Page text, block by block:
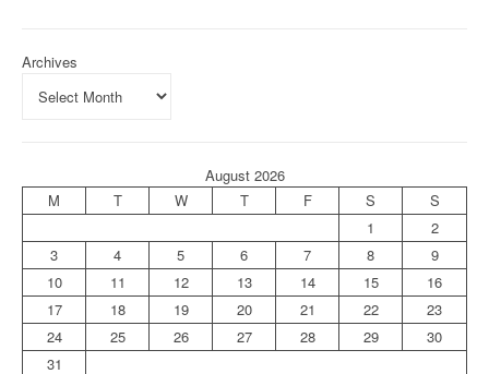
Archives
August 2026
M
T W T F S
S
1
2
3
4 5 6 7 8
9
10
11 12 13 14 15
16
17
18 19 20 21 22
23
24
25 26 27 28 29
30
31